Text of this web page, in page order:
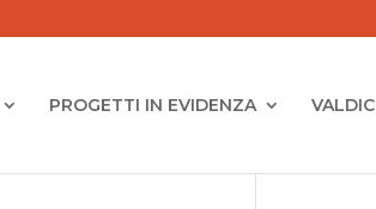
PROGETTI IN EVIDENZA